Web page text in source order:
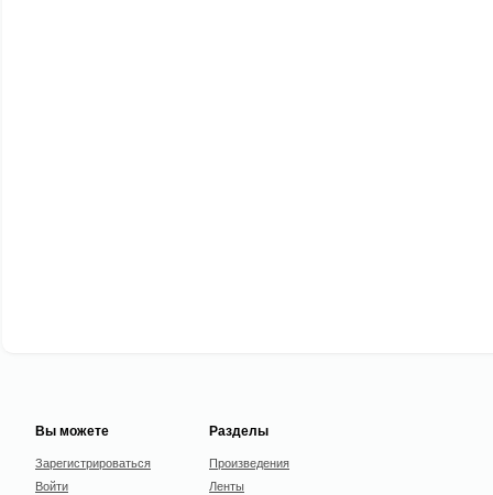
Вы можете
Зарегистрироваться
Войти
Разделы
Произведения
Ленты